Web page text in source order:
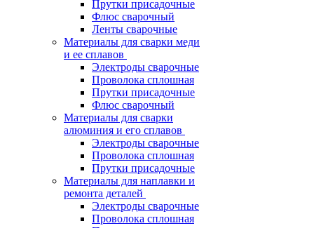
Прутки присадочные
Флюс сварочный
Ленты сварочные
Материалы для сварки меди
и ее сплавов
Электроды сварочные
Проволока сплошная
Прутки присадочные
Флюс сварочный
Материалы для сварки
алюминия и его сплавов
Электроды сварочные
Проволока сплошная
Прутки присадочные
Материалы для наплавки и
ремонта деталей
Электроды сварочные
Проволока сплошная